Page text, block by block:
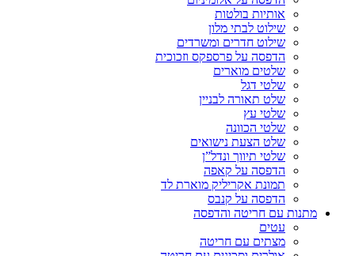
אותיות בולטות
שילוט לבתי מלון
שילוט חדרים ומשרדים
הדפסה על פרספקס וזכוכית
שלטים מוארים
שלטי דגל
שלט תאורה לבניין
שלטי עץ
שלטי הכוונה
שלט הצעת נישואים
שלטי תיווך ונדל”ן
הדפסה על קאפה
תמונת אקריליק מוארת לד
הדפסה על קנבס
מתנות עם חריטה והדפסה
עטים
מצתים עם חריטה